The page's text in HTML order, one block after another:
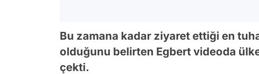
Bu zamana kadar ziyaret ettiği en
olduğunu belirten Egbert videoda
çekti.